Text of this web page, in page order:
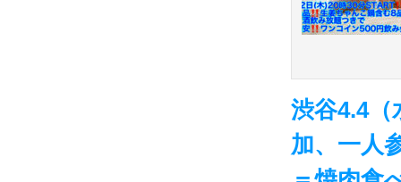
渋谷4.4
加、一人